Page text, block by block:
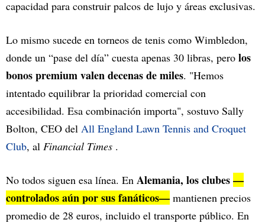
capacidad para construir palcos de lujo y áreas exclusivas.
Lo mismo sucede en torneos de tenis como Wimbledon,
donde un “pase del día” cuesta apenas 30 libras, pero los
bonos premium valen decenas de miles. "Hemos
intentado equilibrar la prioridad comercial con
accesibilidad. Esa combinación importa", sostuvo Sally
Bolton, CEO del All England Lawn Tennis and Croquet
Club, al Financial Times .
No todos siguen esa línea. En Alemania, los clubes—
controlados aún por sus fanáticos— mantienen precios
promedio de 28 euros, incluido el transporte público. En